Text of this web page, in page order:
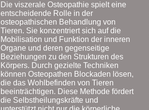
Die viszerale Osteopathie spielt eine
entscheidende Rolle in der
osteopathischen Behandlung von
Tieren. Sie konzentriert sich auf die
Mobilisation und Funktion der inneren
Organe und deren gegenseitige
Beziehungen zu den Strukturen des
Körpers. Durch gezielte Techniken
können Osteopathen Blockaden lösen,
die das Wohlbefinden von Tieren
beeinträchtigen. Diese Methode fördert
die Selbstheilungskräfte und